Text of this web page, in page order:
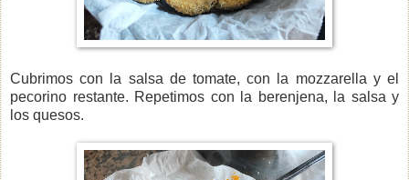
Cubrimos con la salsa de tomate, con la mozzarella y el
pecorino restante. Repetimos con la berenjena, la salsa y
los quesos.